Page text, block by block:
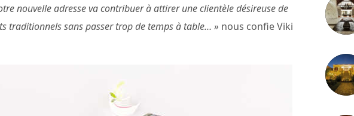
nouvelle adresse va contribuer à attirer une clientèle désireuse de
traditionnels sans passer trop de temps à table… » nous confie Viki